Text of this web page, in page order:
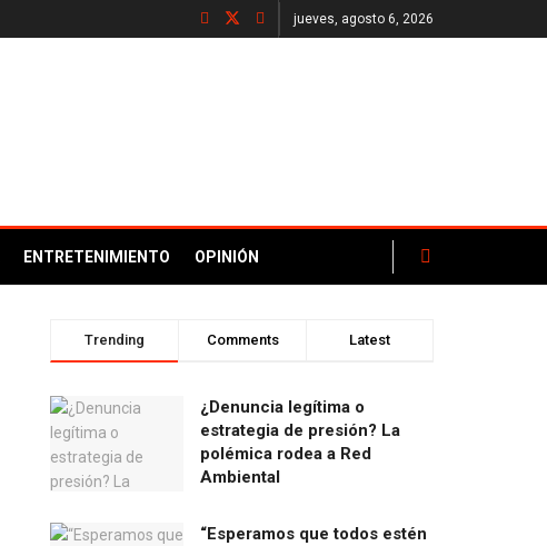
jueves, agosto 6, 2026
ENTRETENIMIENTO OPINIÓN
Trending Comments Latest
¿Denuncia legítima o
estrategia de presión? La
polémica rodea a Red
Ambiental
“Esperamos que todos estén